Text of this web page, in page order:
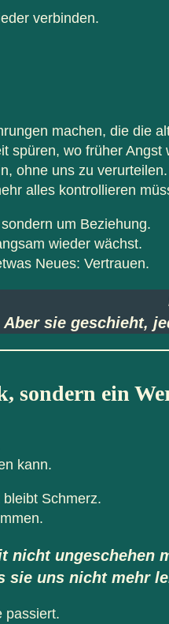
verbinden.
machen, die die
spüren, wo früher Angst
ohne uns zu verurteilen.
alles kontrollieren
um Beziehung.
wieder wächst.
Neues: Vertrauen.
Aber sie geschieht,
sondern ein
kann.
Schmerz.
nicht ungeschehen
sie uns nicht mehr
passiert.